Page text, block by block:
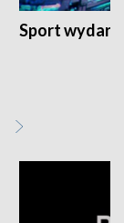
Sport